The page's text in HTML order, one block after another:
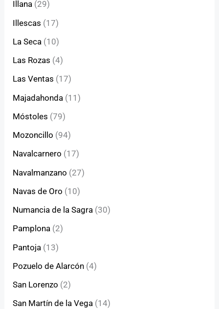
Illana (29)
Illescas (17)
La Seca (10)
Las Rozas (4)
Las Ventas (17)
Majadahonda (11)
Móstoles (79)
Mozoncillo (94)
Navalcarnero (17)
Navalmanzano (27)
Navas de Oro (10)
Numancia de la Sagra (30)
Pamplona (2)
Pantoja (13)
Pozuelo de Alarcón (4)
San Lorenzo (2)
San Martín de la Vega (14)